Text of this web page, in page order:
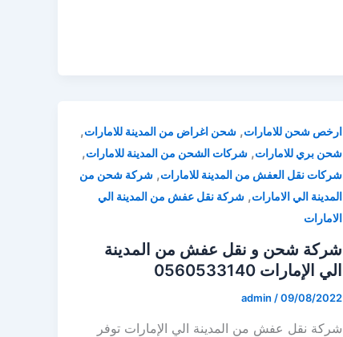
ارخص شحن للامارات,شحن اغراض من المدينة للامارات,
شحن بري للامارات,شركات الشحن من المدينة للامارات,
شركات نقل العفش من المدينة للامارات,شركة شحن من
المدينة الي الامارات,شركة نقل عفش من المدينة الي
الامارات
شركة شحن و نقل عفش من المدينة
الي الإمارات 0560533140
admin /09/08/2022
شركة نقل عفش من المدينة الي الإمارات توفر